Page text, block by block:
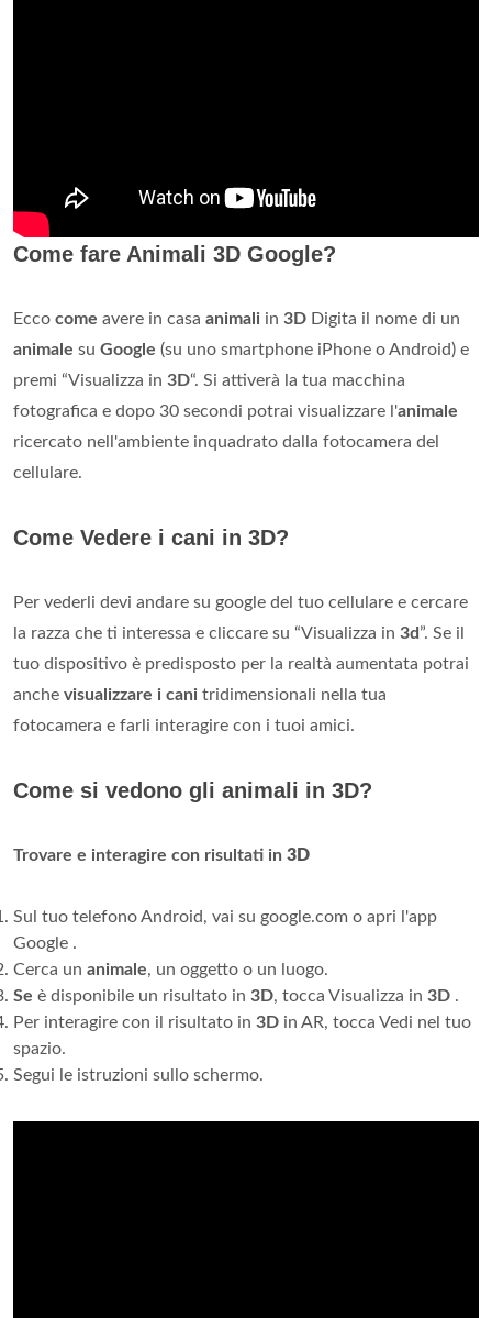
Come fare Animali 3D Google?
Ecco come avere in casa animali in 3D Digita il ​​nome di un
animale su Google (su uno smartphone iPhone o Android) e
premi “Visualizza in 3D“. Si attiverà la tua macchina
fotografica e dopo 30 secondi potrai visualizzare l'animale
ricercato nell'ambiente inquadrato dalla fotocamera del
cellulare.
Come Vedere i cani in 3D?
Per vederli devi andare su google del tuo cellulare e cercare
la razza che ti interessa e cliccare su “Visualizza in 3d ”. Se il
tuo dispositivo è predisposto per la realtà aumentata potrai
anche visualizzare i cani tridimensionali nella tua
fotocamera e farli interagire con i tuoi amici.
Come si vedono gli animali in 3D?
Trovare e interagire con risultati in 3D
Sul tuo telefono Android, vai su google.com o apri l'app
Google .
Cerca un animale, un oggetto o un luogo.
Se è disponibile un risultato in 3D, tocca Visualizza in 3D .
Per interagire con il risultato in 3D in AR, tocca Vedi nel tuo
spazio.
Segui le istruzioni sullo schermo.